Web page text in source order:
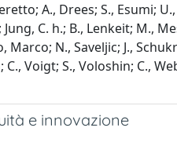
A., Drees; S., Esumi;
C. h.; B., Lenkeit; M.,
N., Saveljic; J.,
Voigt; S., Voloshin; C.,
e innovazione